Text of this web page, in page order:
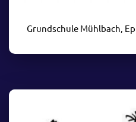
Grundschule Mühlbach,